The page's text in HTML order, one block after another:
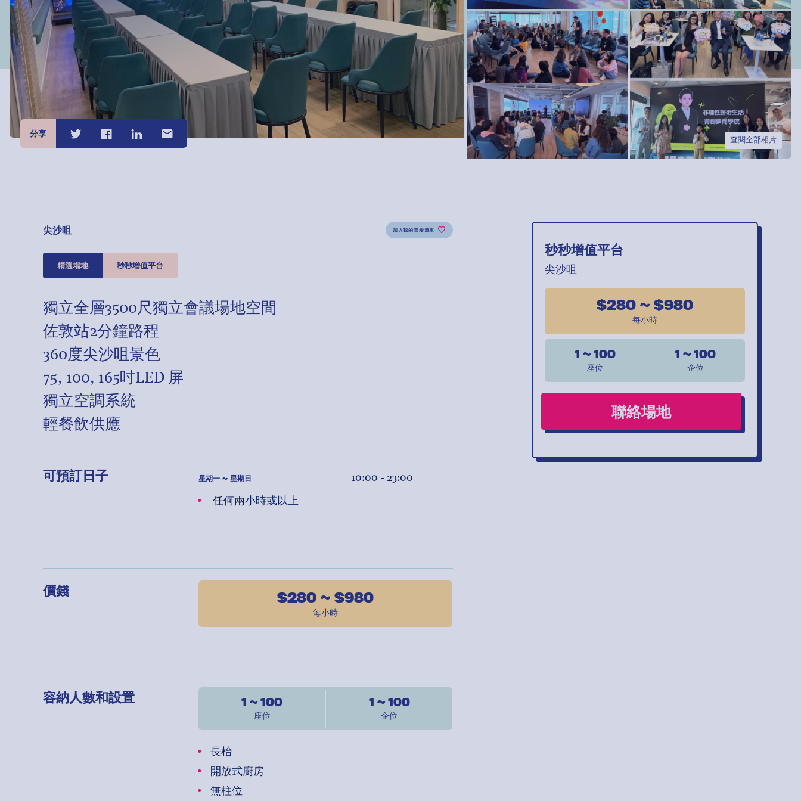
分享
查閱全部相片
尖沙咀 加入我的喜愛清單
精選場地 秒秒增值平台
獨立全層3500尺獨立會議場地空間
佐敦站2分鐘路程
360度尖沙咀景色
75, 100, 165吋LED 屏
獨立空調系統
輕餐飲供應
可預訂日子 星期一 ~ 星期日 10:00 - 23:00
任何兩小時或以上
價錢 $280 ~ $980
每小時
容納人數和設置 1 ~ 100
座位
1 ~ 100
企位
長枱
開放式廚房
無柱位
秒秒增值平台
尖沙咀
$280 ~ $980
每小時
1 ~ 100
座位
1 ~ 100
企位
聯絡場地